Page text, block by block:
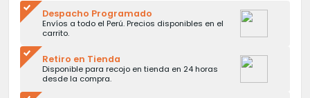
Despacho Programado
Envíos a todo el Perú. Precios disponibles en el
carrito.
Retiro en Tienda
Disponible para recojo en tienda en 24 horas
desde la compra.